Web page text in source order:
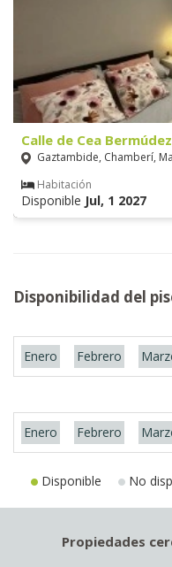
Calle de Cea
Gaztambide, Chamberí,
Habitación
Disponible Jul, 1 2027
Disponibilidad del
Enero Febrero
Enero Febrero
Disponible No
Propiedades